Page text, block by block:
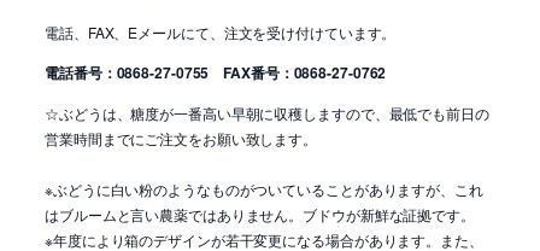
電話、FAX、Eメールにて、注文を受け付けています。
電話番号：0868-27-0755 FAX番号：0868-27-0762
☆ぶどうは、糖度が一番高い早朝に収穫しますので、最低でも前日の
営業時間までにご注文をお願い致します。
※ぶどうに白い粉のようなものがついていることがありますが、これ
はブルームと言い農薬ではありません。ブドウが新鮮な証拠です。
※年度により箱のデザインが若干変更になる場合があります。また、